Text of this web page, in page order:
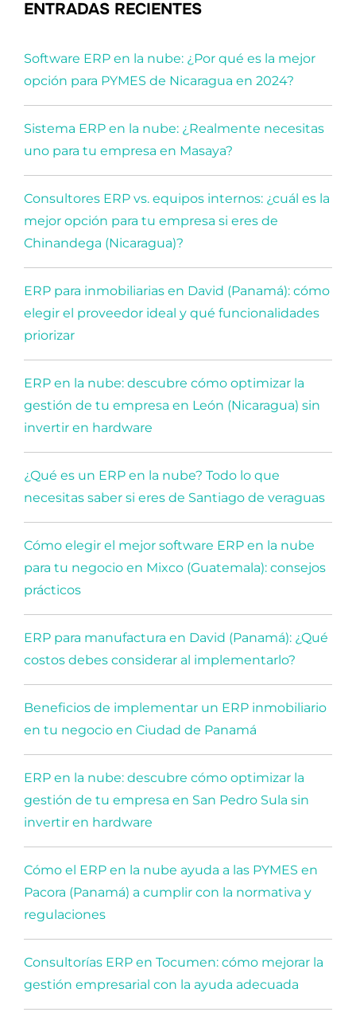
ENTRADAS RECIENTES
Software ERP en la nube: ¿Por qué es la mejor
opción para PYMES de Nicaragua en 2024?
Sistema ERP en la nube: ¿Realmente necesitas
uno para tu empresa en Masaya?
Consultores ERP vs. equipos internos: ¿cuál es la
mejor opción para tu empresa si eres de
Chinandega (Nicaragua)?
ERP para inmobiliarias en David (Panamá): cómo
elegir el proveedor ideal y qué funcionalidades
priorizar
ERP en la nube: descubre cómo optimizar la
gestión de tu empresa en León (Nicaragua) sin
invertir en hardware
¿Qué es un ERP en la nube? Todo lo que
necesitas saber si eres de Santiago de veraguas
Cómo elegir el mejor software ERP en la nube
para tu negocio en Mixco (Guatemala): consejos
prácticos
ERP para manufactura en David (Panamá): ¿Qué
costos debes considerar al implementarlo?
Beneficios de implementar un ERP inmobiliario
en tu negocio en Ciudad de Panamá
ERP en la nube: descubre cómo optimizar la
gestión de tu empresa en San Pedro Sula sin
invertir en hardware
Cómo el ERP en la nube ayuda a las PYMES en
Pacora (Panamá) a cumplir con la normativa y
regulaciones
Consultorías ERP en Tocumen: cómo mejorar la
gestión empresarial con la ayuda adecuada